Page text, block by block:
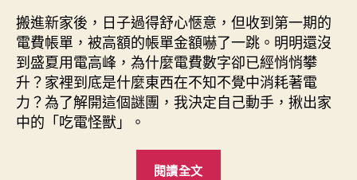
監
控〉
中
搬進新家後，日子過得舒心愜意，但收到第一期的
電費帳單，被高額的帳單金額嚇了一跳。明明還沒
到盛夏用電高峰，為什麼電費數字卻已經悄悄攀
升？家裡到底是什麼東西在不知不覺中消耗著電
力？為了解開這個謎團，我決定自己動手，揪出家
中的「吃電怪獸」。
閱讀全文